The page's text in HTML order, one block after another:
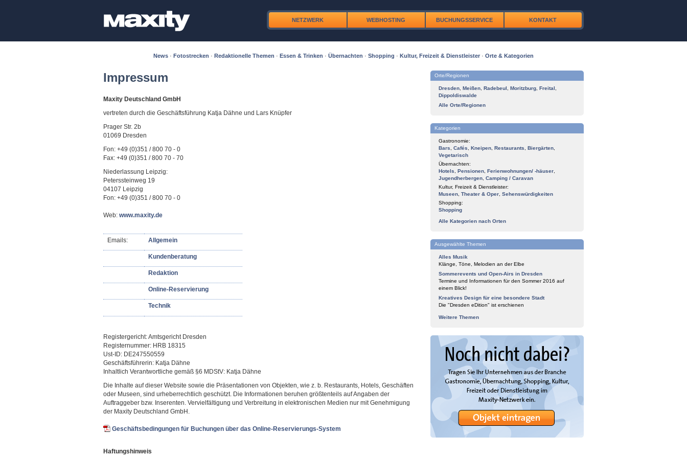
NETZWERK WEBHOSTING BUCHUNGSSERVICE KONTAKT
News · Fotostrecken · Redaktionelle Themen · Essen & Trinken · Übernachten · Shopping · Kultur, Freizeit & Dienstleister · Orte & Kategorien
Impressum
Maxity Deutschland GmbH
vertreten durch die Geschäftsführung Katja Dähne und Lars Knüpfer
Prager Str. 2b
01069 Dresden
Fon: +49 (0)351 / 800 70 - 0
Fax: +49 (0)351 / 800 70 - 70
Niederlassung Leipzig:
Peterssteinweg 19
04107 Leipzig
Fon: +49 (0)351 / 800 70 - 0
Web: www.maxity.de
Emails: Allgemein
Kundenberatung
Redaktion
Online-Reservierung
Technik
Registergericht: Amtsgericht Dresden
Registernummer: HRB 18315
Ust-ID: DE247550559
Geschäftsführerin: Katja Dähne
Inhaltlich Verantwortliche gemäß §6 MDStV: Katja Dähne
Die Inhalte auf dieser Website sowie die Präsentationen von Objekten, wie z. b. Restaurants, Hotels, Geschäften
oder Museen, sind urheberrechtlich geschützt. Die Informationen beruhen größtenteils auf Angaben der
Auftraggeber bzw. Inserenten. Vervielfältigung und Verbreitung in elektronischen Medien nur mit Genehmigung
der Maxity Deutschland GmbH.
Geschäftsbedingungen für Buchungen über das Online-Reservierungs-System
Haftungshinweis
Orte/Regionen
Dresden Meißen Radebeul Moritzburg Freital
Dippoldiswalde
Alle Orte/Regionen
Kategorien
Gastronomie:
Bars
Cafés Kneipen Restaurants Biergärten
Vegetarisch
Übernachten:
Hotels
Pensionen Ferienwohnungen/ -häuser
Jugendherbergen Camping / Caravan
Kultur, Freizeit & Dienstleister:
Museen Theater & Oper Sehenswürdigkeiten
Shopping:
Shopping
Alle Kategorien nach Orten
Ausgewählte Themen
Alles Musik
Klänge, Töne, Melodien an der Elbe
Sommerevents und Open-Airs in Dresden
Termine und Informationen für den Sommer 2016 auf
einem Blick!
Kreatives Design für eine besondere Stadt
Die "Dresden eDition" ist erschienen
Weitere Themen